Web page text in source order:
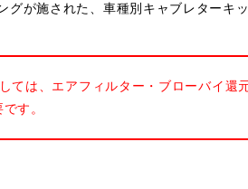
が施された、車種別キャブレターキッ
ては、エアフィルター・ブローバイ還
す。